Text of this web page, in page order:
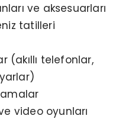
ve aksesuarları
tatilleri
(akıllı telefonlar,
video oyunları